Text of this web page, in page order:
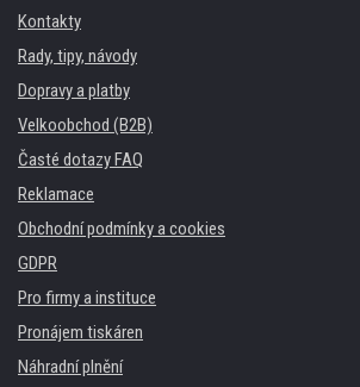
Kontakty
Rady, tipy, návody
Dopravy a platby
Velkoobchod (B2B)
Časté dotazy FAQ
Reklamace
Obchodní podmínky a cookies
GDPR
Pro firmy a instituce
Pronájem tiskáren
Náhradní plnění